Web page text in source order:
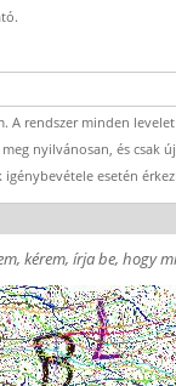
A rendszer minden
nyilvánosan, és csak
esetén
kérem, írja be, hogy